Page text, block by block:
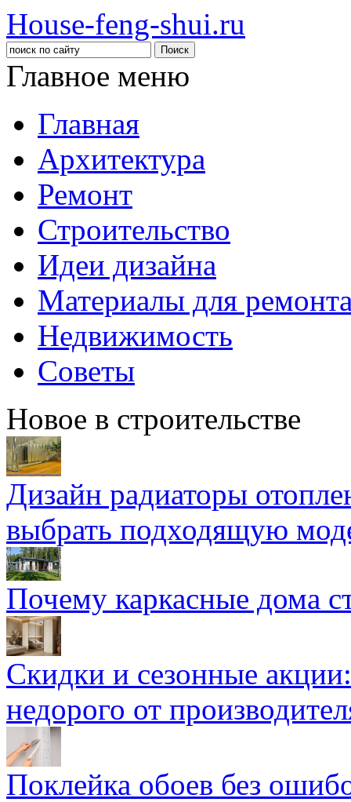
House-feng-shui.ru
Главное меню
Главная
Архитектура
Ремонт
Строительство
Идеи дизайна
Материалы для
Недвижимость
Советы
Новое в строительстве
Дизайн радиаторы
выбрать подходящую
Почему каркасные дома
Скидки и сезонные
недорого от
Поклейка обоев без